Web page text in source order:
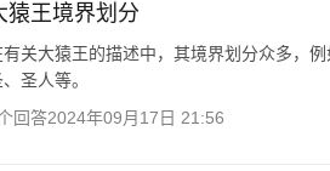
猿王境界划分
有关大猿王的描述中，其境界划分众多，
圣人等。
回答2024年09月17日 21:56